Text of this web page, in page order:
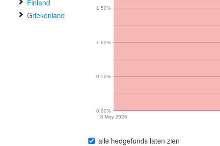
Finland
Griekenland
8 May 2026
0.00%
0.50%
1.00%
1.50%
alle hedgefunds laten zien